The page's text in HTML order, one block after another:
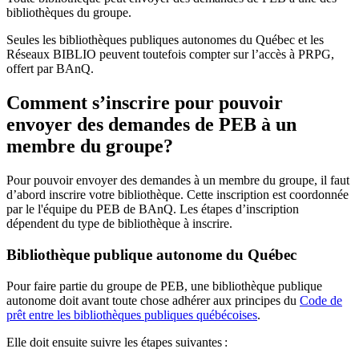
bibliothèques du groupe.
Seules les bibliothèques publiques autonomes du Québec et les
Réseaux BIBLIO peuvent toutefois compter sur l’accès à PRPG,
offert par BAnQ.
Comment s’inscrire pour pouvoir
envoyer des demandes de PEB à un
membre du groupe?
Pour pouvoir envoyer des demandes à un membre du groupe, il faut
d’abord inscrire votre bibliothèque. Cette inscription est coordonnée
par le l'équipe du PEB de BAnQ. Les étapes d’inscription
dépendent du type de bibliothèque à inscrire.
Bibliothèque publique autonome du Québec
Pour faire partie du groupe de PEB, une bibliothèque publique
autonome doit avant toute chose adhérer aux principes du Code de
prêt entre les bibliothèques publiques québécoises.
Elle doit ensuite suivre les étapes suivantes :